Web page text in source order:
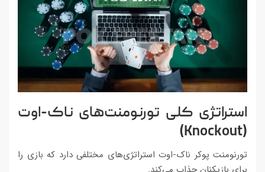
استراتژی کلی تورنومنت‌های ناک-اوت
(
Knockout
)
تورنومنت پوکر ناک-اوت استراتژی‌های مختلفی دارد که بازی را